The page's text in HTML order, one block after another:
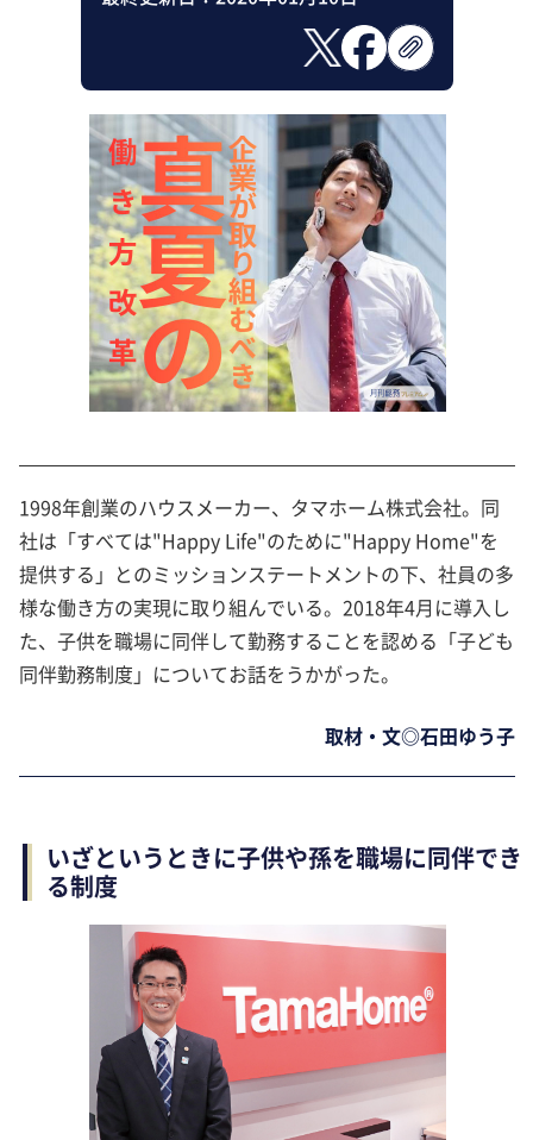
1998年創業のハウスメーカー、タマホーム株式会社。同
社は「すべては"Happy Life"のために"Happy Home"を
提供する」とのミッションステートメントの下、社員の多
様な働き方の実現に取り組んでいる。2018年4月に導入し
た、子供を職場に同伴して勤務することを認める「子ども
同伴勤務制度」についてお話をうかがった。
取材・文◎石田ゆう子
いざというときに子供や孫を職場に同伴でき
る制度